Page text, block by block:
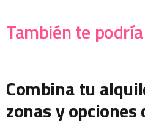
También te
Combina tu
zonas y opciones